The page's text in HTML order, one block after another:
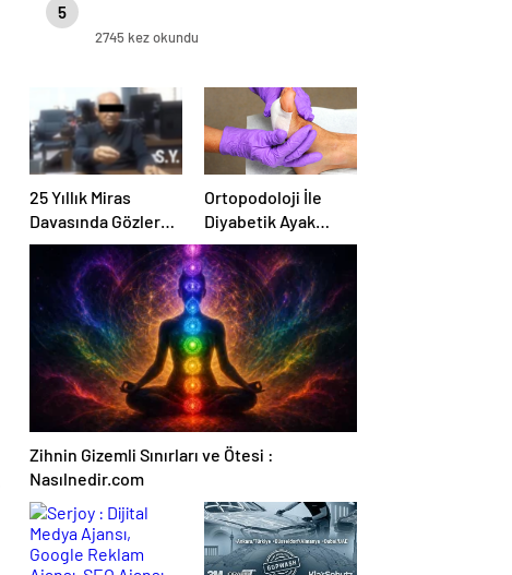
5
2745 kez okundu
25 Yıllık Miras
Davasında Gözler
Temmuz Ayındaki
Karar Duruşmasına
Çevrildi
Ortopodoloji İle
Diyabetik Ayak
Yarası Tedavisi
Zihnin Gizemli Sınırları ve Ötesi :
Nasılnedir.com